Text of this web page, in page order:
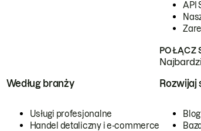
API
POŁĄCZ
Według branży
Usługi profesjonalne
Handel detaliczny i e-commerce
Rozwijaj
Blog